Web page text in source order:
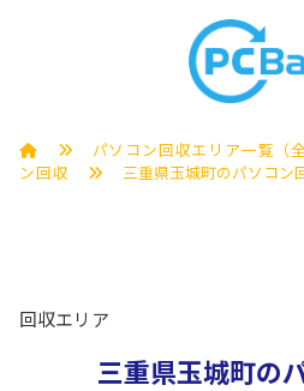
パソコン回収エリア一覧（全
ン回収
三重県玉城町のパソコン
回収エリア
三重県玉城町の